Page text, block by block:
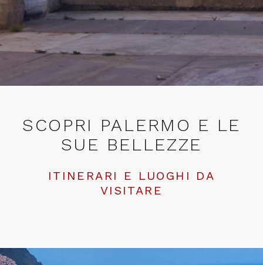
SCOPRI PALERMO E LE
SUE BELLEZZE
ITINERARI E LUOGHI DA
VISITARE